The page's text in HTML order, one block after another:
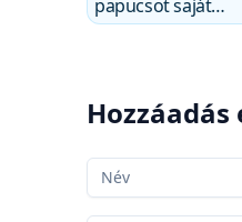
papucsot saját
kezűleg
A neved